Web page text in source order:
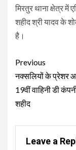
मिरतुर थाना क्षेत्र में
शहीद श्री यादव के
है।
Continue
Reading
Previous
नक्सलियों के प्रेशर
19वीं वाहिनी डी
शहीद
Leave a